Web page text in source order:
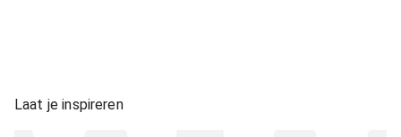
Laat je inspireren